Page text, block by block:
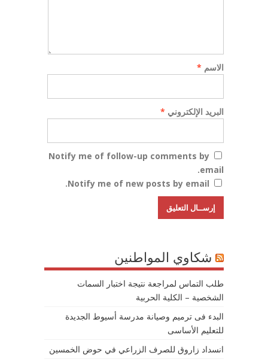
الاسم *
البريد الإلكتروني *
Notify me of follow-up comments by
email.
Notify me of new posts by email.
شكاوي المواطنين
طلب التماس لمراجعة نتيجة اختبار السمات
الشخصية – الكلية الحربية
البدء فى ترميم وصيانة مدرسة أسيوط الجديدة
للتعليم الأساسى
انسداد زاروق للصرف الزراعي في حوض الخمسين